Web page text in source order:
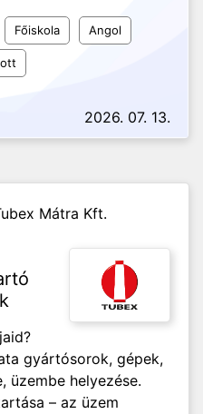
Főiskola Angol
2026. 07. 13.
Mátra Kft.
gyártósorok, gépek,
üzembe helyezése.
– az üzem